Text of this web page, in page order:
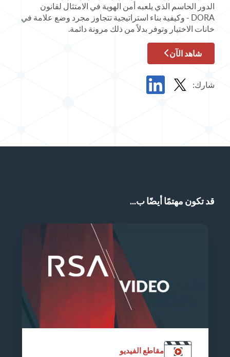
الدور الحاسم الذي يلعبه أمن الهوية في الامتثال لقانون
DORA - وكيفية بناء استراتيجية تتجاوز مجرد وضع علامة في
خانات الاختيار وتوفر بدلاً من ذلك مرونة دائمة.
شاهد الآن
شارك:
قد تكون مهتمًا أيضًا ب...
مقاطع الفيديو